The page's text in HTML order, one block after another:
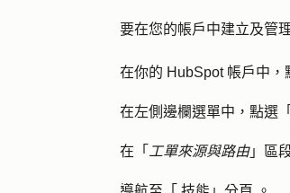
要在您的帳戶中建立及管
在你的 HubSpot 帳戶中，
在左側邊欄選單中，點選「
在「 工單來源與路由」區